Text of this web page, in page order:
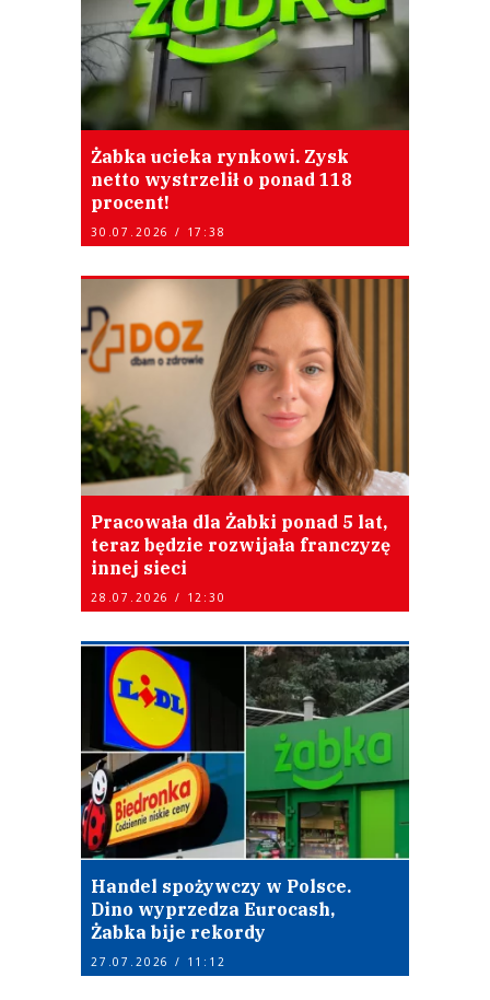
Żabka ucieka rynkowi. Zysk
netto wystrzelił o ponad 118
procent!
30.07.2026 / 17:38
Pracowała dla Żabki ponad 5 lat,
teraz będzie rozwijała franczyzę
innej sieci
28.07.2026 / 12:30
Handel spożywczy w Polsce.
Dino wyprzedza Eurocash,
Żabka bije rekordy
27.07.2026 / 11:12